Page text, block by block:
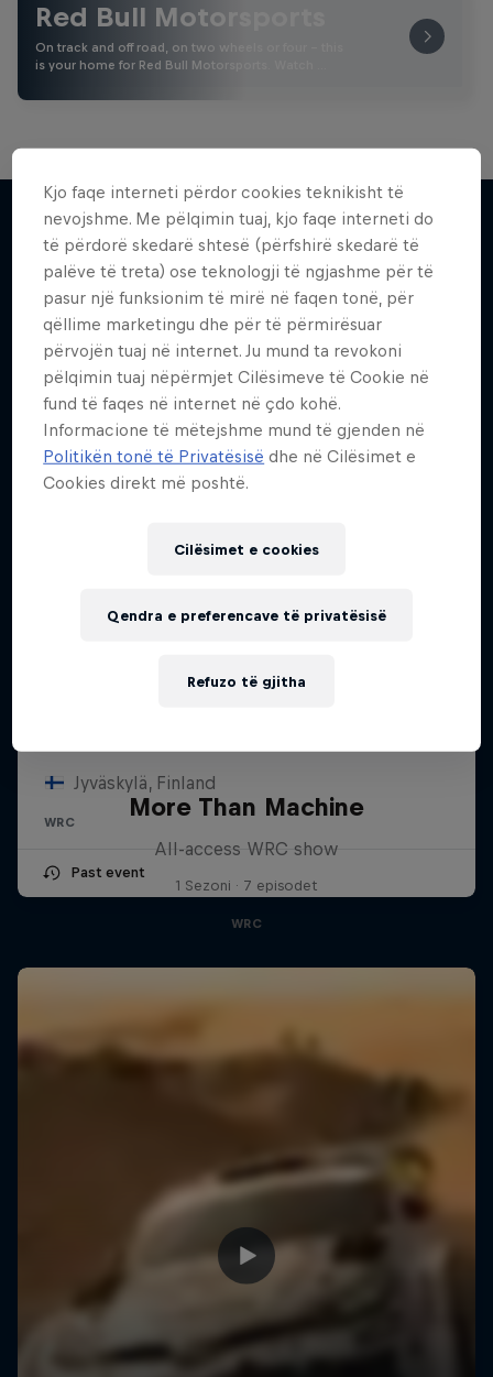
Red Bull Motorsports
On track and off road, on two wheels or four - this
is your home for Red Bull Motorsports. Watch …
Më shumë si kjo
Jyväskylä, Finland
WRC
Past event
More Than Machine
All-access WRC show
1 Sezoni · 7 episodet
WRC
Kjo faqe interneti përdor cookies teknikisht të
nevojshme. Me pëlqimin tuaj, kjo faqe interneti do
të përdorë skedarë shtesë (përfshirë skedarë të
palëve të treta) ose teknologji të ngjashme për të
pasur një funksionim të mirë në faqen tonë, për
qëllime marketingu dhe për të përmirësuar
përvojën tuaj në internet. Ju mund ta revokoni
pëlqimin tuaj nëpërmjet Cilësimeve të Cookie në
fund të faqes në internet në çdo kohë.
Informacione të mëtejshme mund të gjenden në
Politikën tonë të Privatësisë dhe në Cilësimet e
Cookies direkt më poshtë.
Cilësimet e cookies
Refuzo të gjitha
Qendra e preferencave të privatësisë